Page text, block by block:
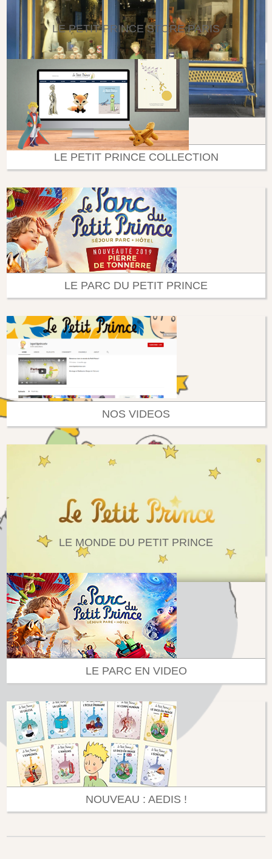
LE PETIT PRINCE STORE PARIS
LE PETIT PRINCE COLLECTION
LE PARC DU PETIT PRINCE
NOS VIDEOS
LE MONDE DU PETIT PRINCE
LE PARC EN VIDEO
NOUVEAU : AEDIS !